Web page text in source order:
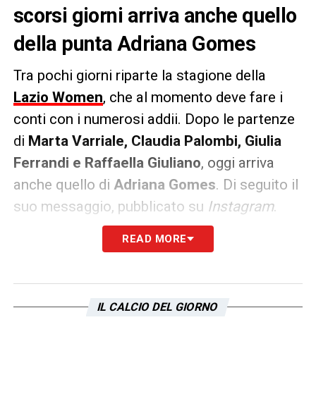
scorsi giorni arriva anche quello
della punta Adriana Gomes
Tra pochi giorni riparte la stagione della
Lazio Women, che al momento deve fare i
conti con i numerosi addii. Dopo le partenze
di Marta Varriale, Claudia Palombi, Giulia
Ferrandi e Raffaella Giuliano, oggi arriva
anche quello di Adriana Gomes. Di seguito il
suo messaggio, pubblicato su Instagram.
READ MORE
IL CALCIO DEL GIORNO